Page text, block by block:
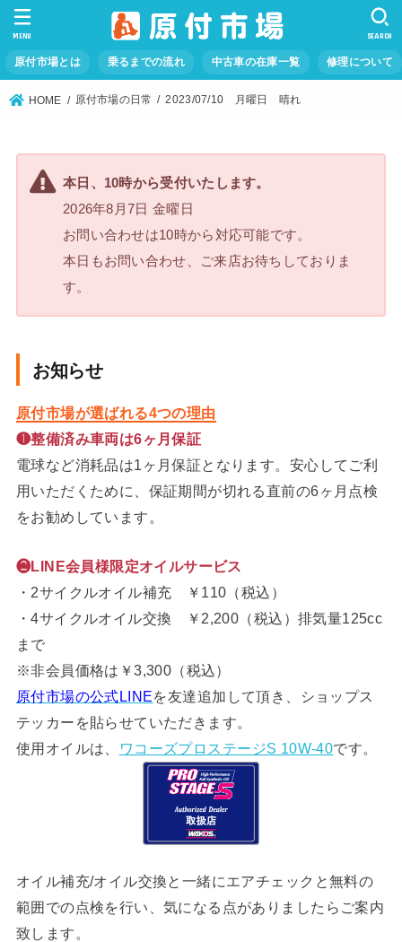
原付市場とは 乗るまでの流れ 中古車の在庫一覧 修理について
SEARCH
MENU
HOME 原付市場の日常 2023/07/10 月曜日 晴れ
本日、10時から受付いたします。
2026年8月7日 金曜日
お問い合わせは10時から対応可能です。
本日もお問い合わせ、ご来店お待ちしておりま
す。
お知らせ
原付市場が選ばれる4つの理由
❶整備済み車両は6ヶ月保証
電球など消耗品は1ヶ月保証となります。安心してご利
用いただくために、保証期間が切れる直前の6ヶ月点検
をお勧めしています。
❷LINE会員様限定オイルサービス
・2サイクルオイル補充 ￥110（税込）
・4サイクルオイル交換 ￥2,200（税込）排気量125cc
まで
※非会員価格は￥3,300（税込）
原付市場の公式LINEを友達追加して頂き、ショップス
テッカーを貼らせていただきます。
使用オイルは、
ワコーズプロステージS 10W-40です。
オイル補充/オイル交換と一緒にエアチェックと無料の
範囲での点検を行い、気になる点がありましたらご案内
致します。